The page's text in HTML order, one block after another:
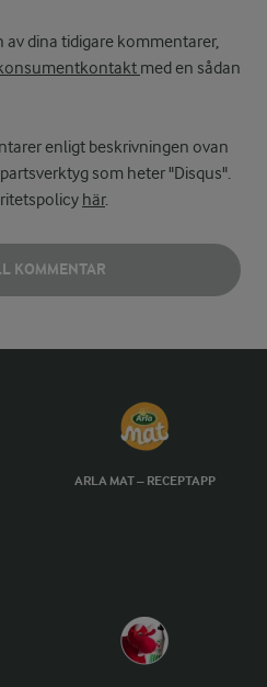
av dina tidigare kommentarer,
med en sådan
enligt beskrivningen ovan
som heter "Disqus".
här.
KOMMENTAR
ARLA MAT – RECEPTAPP